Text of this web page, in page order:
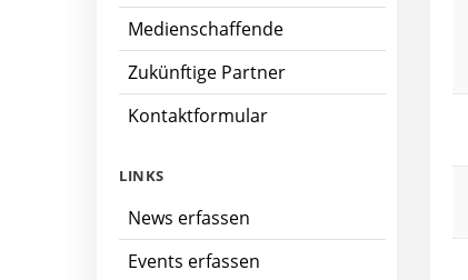
Medienschaffende
Zukünftige Partner
Kontaktformular
LINKS
News erfassen
Events erfassen